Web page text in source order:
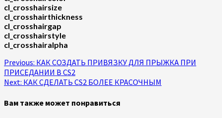
cl_crosshairsize
cl_crosshairthickness
cl_crosshairgap
cl_crosshairstyle
cl_crosshairalpha
Continue
Reading
Previous: КАК СОЗДАТЬ ПРИВЯЗКУ ДЛЯ ПРЫЖКА ПРИ
ПРИСЕДАНИИ В CS2
Next: КАК СДЕЛАТЬ CS2 БОЛЕЕ КРАСОЧНЫМ
Вам также может понравиться